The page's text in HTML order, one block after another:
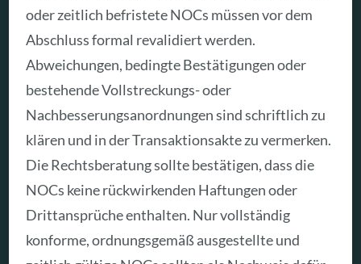
oder zeitlich befristete NOCs müssen vor dem
Abschluss formal revalidiert werden.
Abweichungen, bedingte Bestätigungen oder
bestehende Vollstreckungs- oder
Nachbesserungsanordnungen sind schriftlich zu
klären und in der Transaktionsakte zu vermerken.
Die Rechtsberatung sollte bestätigen, dass die
NOCs keine rückwirkenden Haftungen oder
Drittansprüche enthalten. Nur vollständig
konforme, ordnungsgemäß ausgestellte und